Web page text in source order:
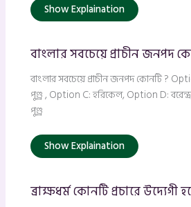
Show Explaination
বাংলার সবচেয়ে প্রাচীন জনপদ
বাংলার সবচেয়ে প্রাচীন জনপদ কোনটি ?
পুণ্ড্র , Option C: হরিকেল, Option D:
পুণ্ড্র
Show Explaination
ব্রাক্ষধর্ম কোনটি প্রচারে উদ্যেগী